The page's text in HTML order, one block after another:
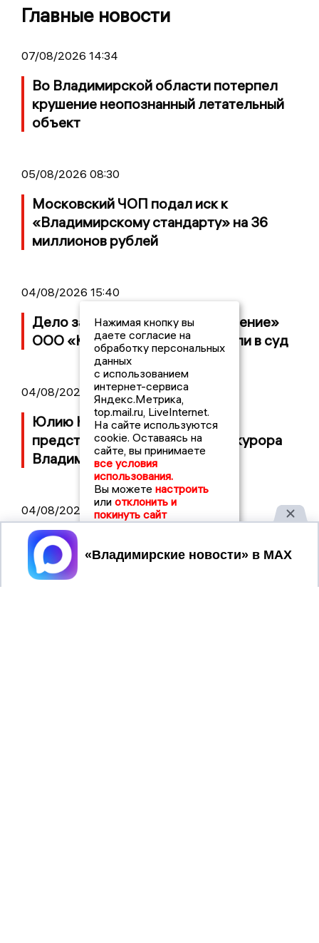
Главные новости
07/08/2026 14:34
Во Владимирской области потерпел
крушение неопознанный летательный
объект
05/08/2026 08:30
Московский ЧОП подал иск к
«Владимирскому стандарту» на 36
миллионов рублей
04/08/2026 15:40
Дело застройщика ЖК «Поколение»
ООО «Капитал Строй» передали в суд
04/08/2026 11:36
Юлию Калистову официально
представили в должности прокурора
Владимирской области
04/08/2026 09:01
В Суздале прошёл Фестиваль Огурца:
сколько потратили на организацию?
Нажимая кнопку вы
даете согласие на
обработку персональных
данных
с использованием
интернет-сервиса
Яндекс.Метрика,
top.mail.ru, LiveInternet.
На сайте используются
cookie. Оставаясь на
сайте, вы принимаете
все условия
использования.
Вы можете настроить
или отклонить и
покинуть сайт
Принять